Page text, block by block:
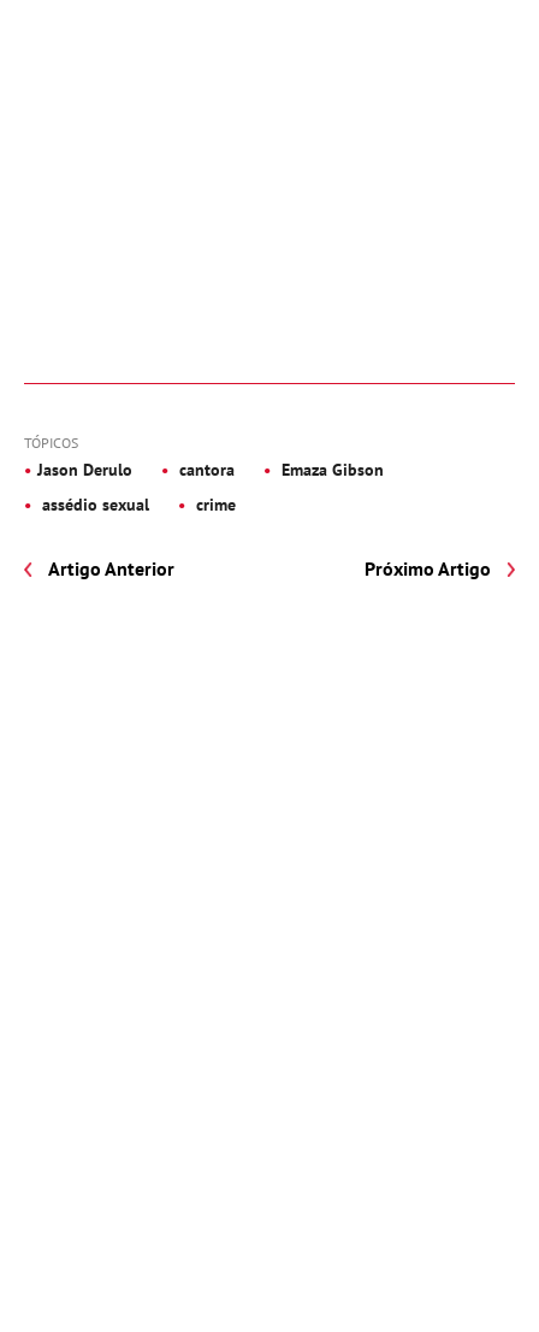
TÓPICOS
Jason Derulo cantora
Emaza Gibson
assédio sexual
crime
Artigo Anterior Próximo Artigo